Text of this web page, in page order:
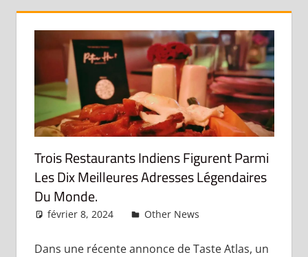
Trois Restaurants Indiens Figurent Parmi
Les Dix Meilleures Adresses Légendaires
Du Monde.
février 8, 2024 admin
Other News
Dans une récente annonce de Taste Atlas, un